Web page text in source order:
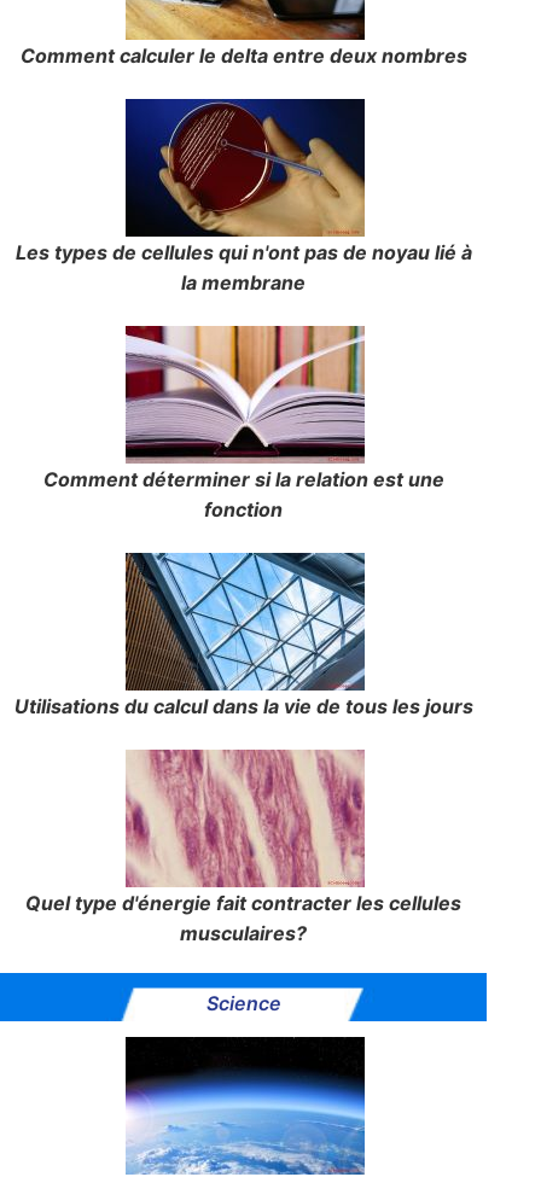
Comment calculer le delta entre deux nombres
Les types de cellules qui n'ont pas de noyau lié à
la membrane
Comment déterminer si la relation est une
fonction
Utilisations du calcul dans la vie de tous les jours
Quel type d'énergie fait contracter les cellules
musculaires?
Science